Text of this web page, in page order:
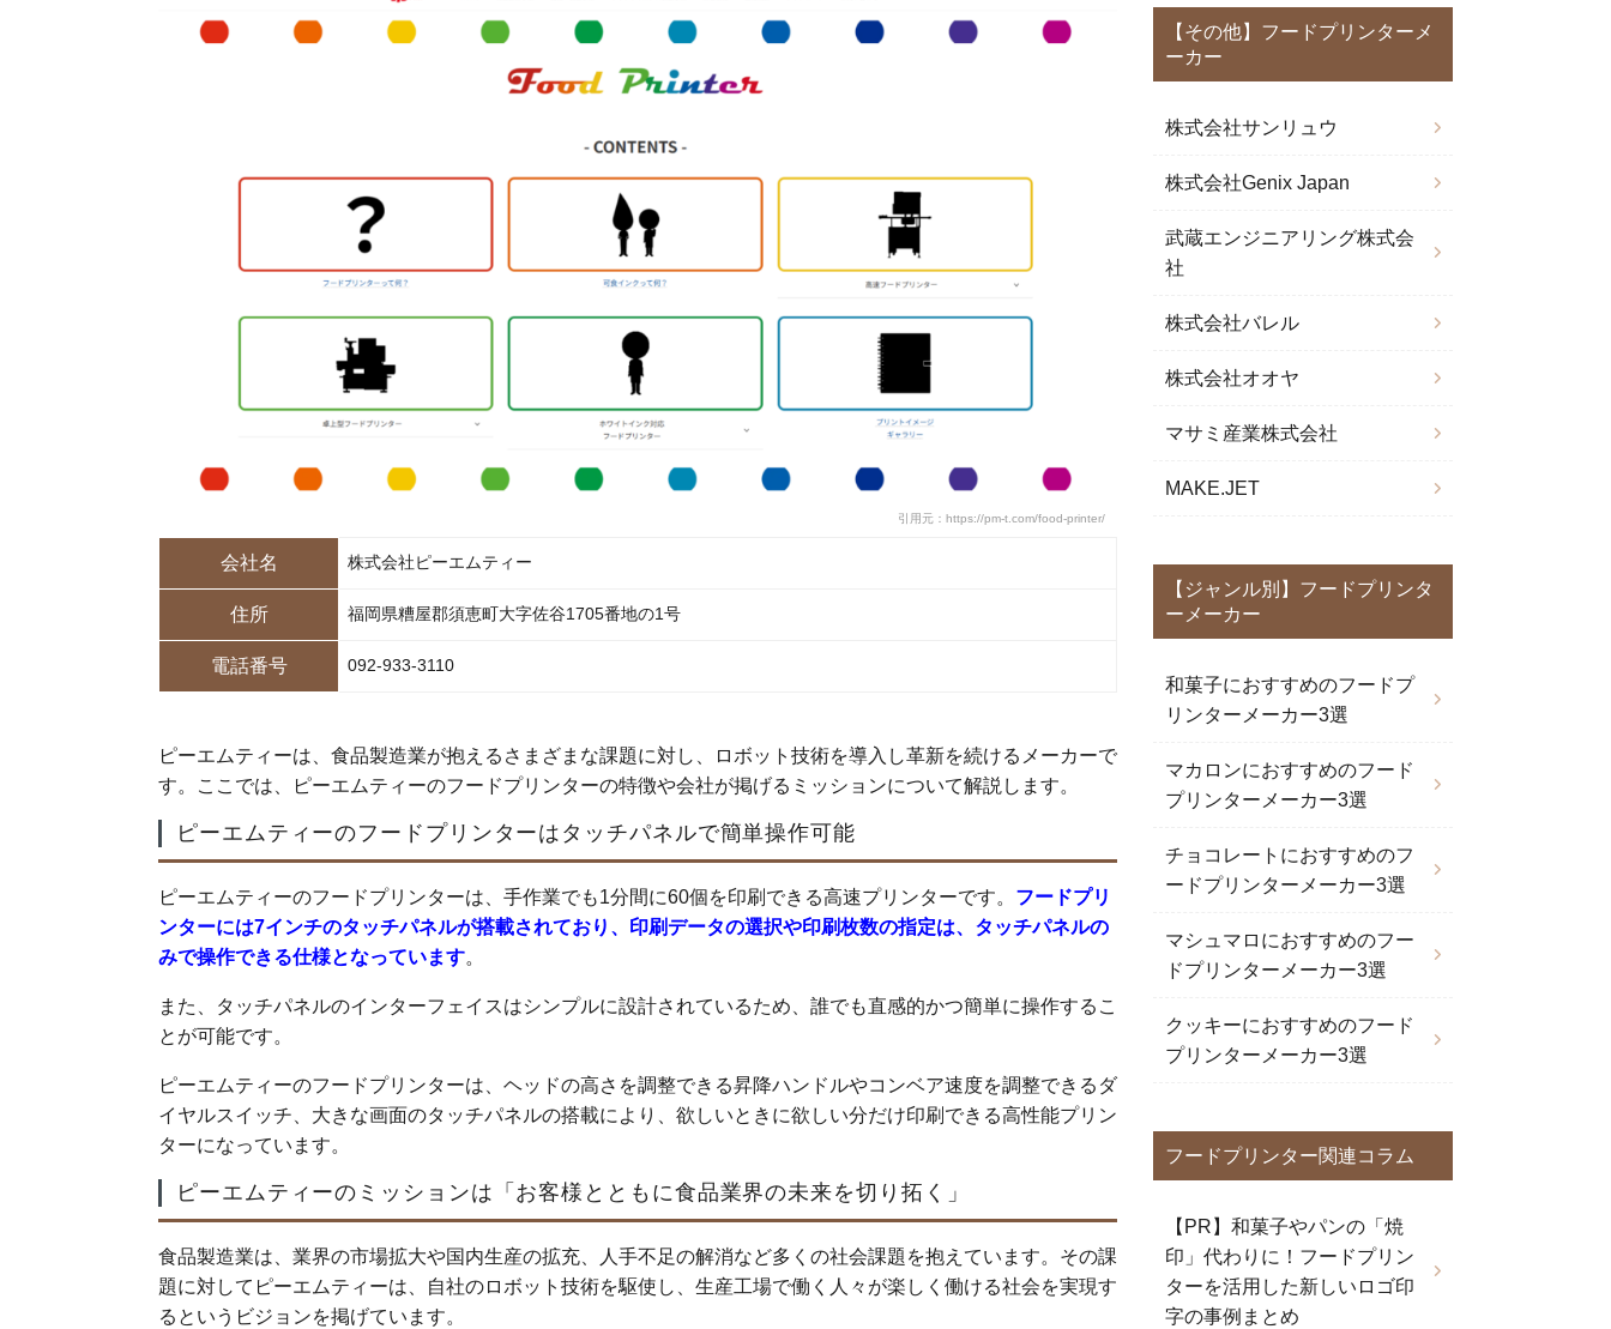
引用元：https://pm-t.com/food-printer/
会社名 株式会社ピーエムティー
住所 福岡県糟屋郡須恵町大字佐谷1705番地の1号
電話番号 092-933-3110
ピーエムティーは、食品製造業が抱えるさまざまな課題に対し、ロボット技術を導入し革新を続けるメーカーで
す。ここでは、ピーエムティーのフードプリンターの特徴や会社が掲げるミッションについて解説します。
ピーエムティーのフードプリンターはタッチパネルで簡単操作可能
ピーエムティーのフードプリンターは、手作業でも1分間に60個を印刷できる高速プリンターです。 フードプリ
ンターには7インチのタッチパネルが搭載されており、印刷データの選択や印刷枚数の指定は、タッチパネルの
みで操作できる仕様となっています。
また、タッチパネルのインターフェイスはシンプルに設計されているため、誰でも直感的かつ簡単に操作するこ
とが可能です。
ピーエムティーのフードプリンターは、ヘッドの高さを調整できる昇降ハンドルやコンベア速度を調整できるダ
イヤルスイッチ、大きな画面のタッチパネルの搭載により、欲しいときに欲しい分だけ印刷できる高性能プリン
ターになっています。
ピーエムティーのミッションは「お客様とともに食品業界の未来を切り拓く」
食品製造業は、業界の市場拡大や国内生産の拡充、人手不足の解消など多くの社会課題を抱えています。その課
題に対してピーエムティーは、自社のロボット技術を駆使し、生産工場で働く人々が楽しく働ける社会を実現す
るというビジョンを掲げています。
【その他】フードプリンターメ
ーカー
株式会社サンリュウ
株式会社Genix Japan
武蔵エンジニアリング株式会
社
株式会社バレル
株式会社オオヤ
マサミ産業株式会社
MAKE.JET
【ジャンル別】フードプリンタ
ーメーカー
和菓子におすすめのフードプ
リンターメーカー3選
マカロンにおすすめのフード
プリンターメーカー3選
チョコレートにおすすめのフ
ードプリンターメーカー3選
マシュマロにおすすめのフー
ドプリンターメーカー3選
クッキーにおすすめのフード
プリンターメーカー3選
フードプリンター関連コラム
【PR】和菓子やパンの「焼
印」代わりに！フードプリン
ターを活用した新しいロゴ印
字の事例まとめ